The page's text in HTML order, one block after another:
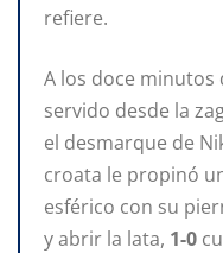
refiere.
A los doce minutos
servido desde la
el desmarque de
croata le propinó
esférico con su
y abrir la lata, 1-0